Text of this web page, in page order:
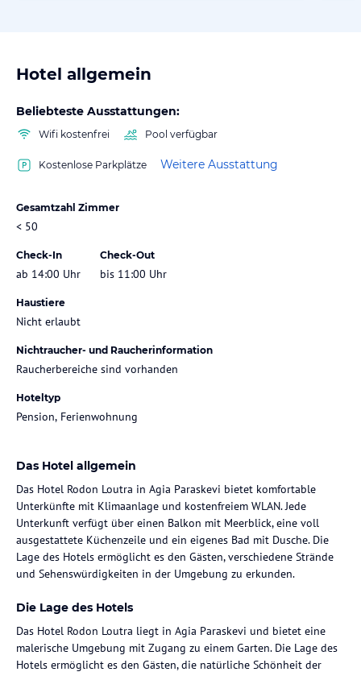
Hotel allgemein
Beliebteste Ausstattungen:
Wifi kostenfrei Pool verfügbar
Kostenlose Parkplätze Weitere Ausstattung
Gesamtzahl Zimmer
< 50
Check-In
ab 14:00 Uhr
Check-Out
bis 11:00 Uhr
Haustiere
Nicht erlaubt
Nichtraucher- und Raucherinformation
Raucherbereiche sind vorhanden
Hoteltyp
Pension, Ferienwohnung
Das Hotel allgemein
Das Hotel Rodon Loutra in Agia Paraskevi bietet komfortable
Unterkünfte mit Klimaanlage und kostenfreiem WLAN. Jede
Unterkunft verfügt über einen Balkon mit Meerblick, eine voll
ausgestattete Küchenzeile und ein eigenes Bad mit Dusche. Die
Lage des Hotels ermöglicht es den Gästen, verschiedene Strände
und Sehenswürdigkeiten in der Umgebung zu erkunden.
Die Lage des Hotels
Das Hotel Rodon Loutra liegt in Agia Paraskevi und bietet eine
malerische Umgebung mit Zugang zu einem Garten. Die Lage des
Hotels ermöglicht es den Gästen, die natürliche Schönheit der